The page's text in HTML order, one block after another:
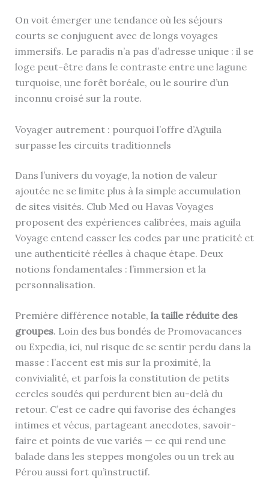
On voit émerger une tendance où les séjours
courts se conjuguent avec de longs voyages
immersifs. Le paradis n’a pas d’adresse unique : il se
loge peut-être dans le contraste entre une lagune
turquoise, une forêt boréale, ou le sourire d’un
inconnu croisé sur la route.
Voyager autrement : pourquoi l’offre d’Aguila
surpasse les circuits traditionnels
Dans l’univers du voyage, la notion de valeur
ajoutée ne se limite plus à la simple accumulation
de sites visités. Club Med ou Havas Voyages
proposent des expériences calibrées, mais aguila
Voyage entend casser les codes par une praticité et
une authenticité réelles à chaque étape. Deux
notions fondamentales : l’immersion et la
personnalisation.
Première différence notable, la taille réduite des
groupes. Loin des bus bondés de Promovacances
ou Expedia, ici, nul risque de se sentir perdu dans la
masse : l’accent est mis sur la proximité, la
convivialité, et parfois la constitution de petits
cercles soudés qui perdurent bien au-delà du
retour. C’est ce cadre qui favorise des échanges
intimes et vécus, partageant anecdotes, savoir-
faire et points de vue variés — ce qui rend une
balade dans les steppes mongoles ou un trek au
Pérou aussi fort qu’instructif.